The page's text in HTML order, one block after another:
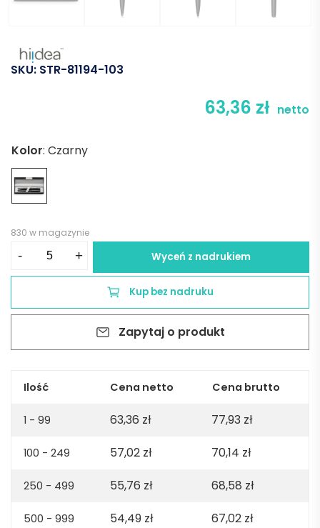
SKU: STR-81194-103
63,36 zł netto
Kolor: Czarny
830 w magazynie
-
i
kulkowe
mechanizmem
+ Wyceń z nadrukiem
Kup bez nadruku
Zapytaj o produkt
Ilość Cena netto Cena brutto
1 - 99 63,36 zł 77,93 zł
100 - 249 57,02 zł 70,14 zł
250 - 499 55,76 zł 68,58 zł
500 - 999 54,49 zł 67,02 zł